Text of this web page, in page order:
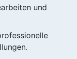
und